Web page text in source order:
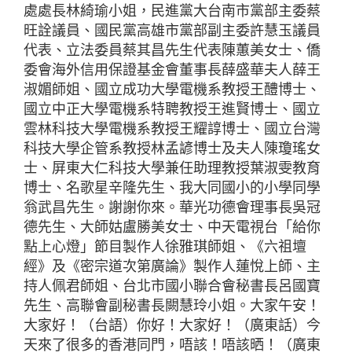
處處長林綺瑜小姐，民進黨大台南市黨部主委蔡
旺詮議員、國民黨高雄市黨部副主委許慧玉議員
代表、立法委員蔡其昌先生代表陳蕙美女士、僑
委會海外信用保證基金會董事長薛盛華夫人薛王
淑媚師姐、國立成功大學電機系教授王醴博士、
國立中正大學電機系特聘教授王進賢博士、國立
雲林科技大學電機系教授王耀諄博士、國立台灣
科技大學企管系教授林孟諺博士及夫人陳瓊瑤女
士、屏東大仁科技大學兼任助理教授葉淑雯教育
博士、名歌星辛隆先生、我大同國小的小學同學
翁武昌先生。謝謝你來。華光功德會理事長吳冠
德先生、大師姑盧勝美女士、中天電視台「給你
點上心燈」節目製作人徐雅琪師姐、《六祖壇
經》及《密宗道次第廣論》製作人蓮悅上師、主
持人佩君師姐、台北市國小聯合會秘書長呂國寶
先生、高聯會副秘書長闕慧玲小姐。大家午安！
大家好！（台語）你好！大家好！（廣東話）今
天來了很多的香港同門，唔該！唔該晒！（廣東